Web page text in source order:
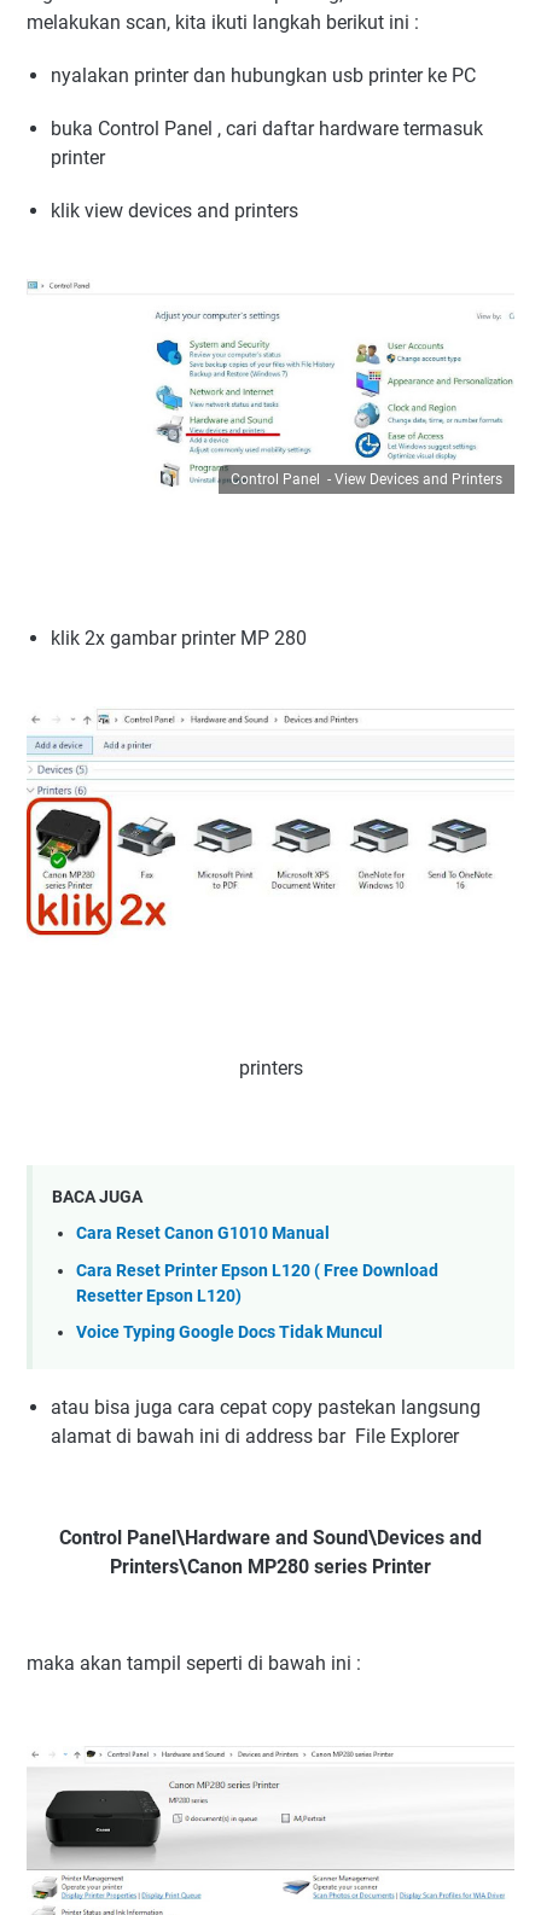
melakukan scan, kita ikuti langkah berikut ini :
nyalakan printer dan hubungkan usb printer ke PC
buka Control Panel , cari daftar hardware termasuk
printer
klik view devices and printers
Control Panel - View Devices and Printers
klik 2x gambar printer MP 280
printers
BACA JUGA
Cara Reset Canon G1010 Manual
Cara Reset Printer Epson L120 ( Free Download
Resetter Epson L120)
Voice Typing Google Docs Tidak Muncul
atau bisa juga cara cepat copy pastekan langsung
alamat di bawah ini di address bar File Explorer
Control Panel\Hardware and Sound\Devices and
Printers\Canon MP280 series Printer
maka akan tampil seperti di bawah ini :